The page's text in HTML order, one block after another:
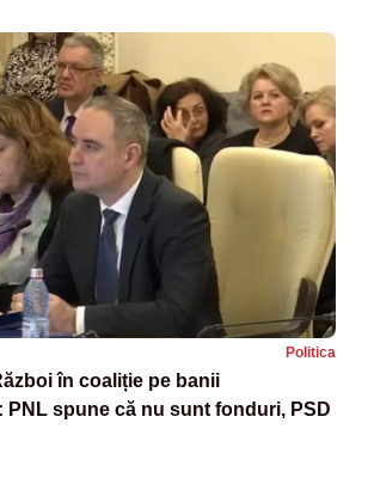
Politica
în coaliție pe banii
PNL spune că nu sunt fonduri, PSD